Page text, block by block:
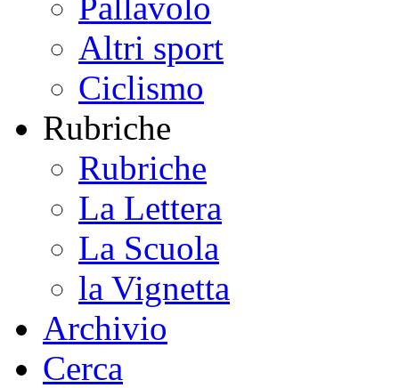
Altri sport
Ciclismo
Rubriche
Rubriche
La Lettera
La Scuola
la Vignetta
Archivio
Cerca